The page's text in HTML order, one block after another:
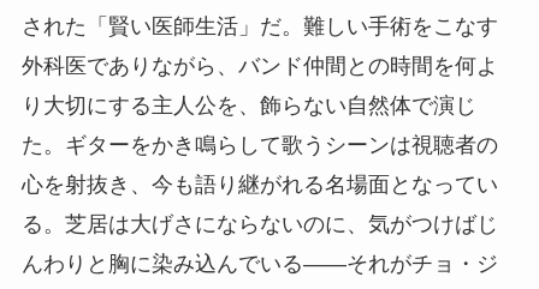
された「賢い医師生活」だ。難しい手術をこなす
外科医でありながら、バンド仲間との時間を何よ
り大切にする主人公を、飾らない自然体で演じ
た。ギターをかき鳴らして歌うシーンは視聴者の
心を射抜き、今も語り継がれる名場面となってい
る。芝居は大げさにならないのに、気がつけばじ
んわりと胸に染み込んでいる——それがチョ・ジ